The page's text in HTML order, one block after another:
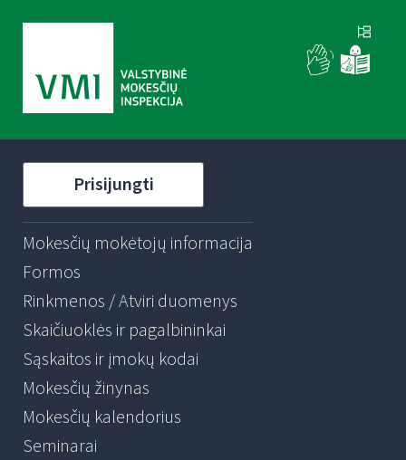
Prisijungti
Mokesčių mokėtojų informacija
Formos
Rinkmenos / Atviri duomenys
Skaičiuoklės ir pagalbininkai
Sąskaitos ir įmokų kodai
Mokesčių žinynas
Mokesčių kalendorius
Seminarai